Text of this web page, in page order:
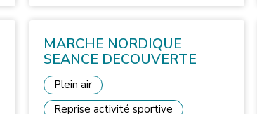
MARCHE NORDIQUE
SEANCE DECOUVERTE
Plein air
Reprise activité sportive